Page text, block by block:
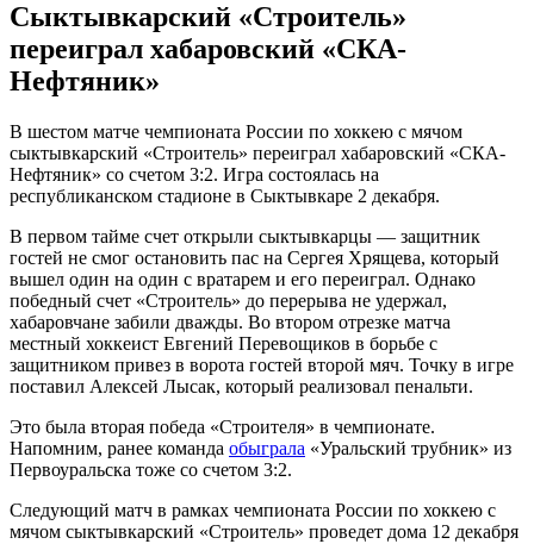
Сыктывкарский «Строитель»
переиграл хабаровский «СКА-
Нефтяник»
В шестом матче чемпионата России по хоккею с мячом
сыктывкарский «Строитель» переиграл хабаровский «СКА-
Нефтяник» со счетом 3:2. Игра состоялась на
республиканском стадионе в Сыктывкаре 2 декабря.
В первом тайме счет открыли сыктывкарцы — защитник
гостей не смог остановить пас на Сергея Хрящева, который
вышел один на один с вратарем и его переиграл. Однако
победный счет «Строитель» до перерыва не удержал,
хабаровчане забили дважды. Во втором отрезке матча
местный хоккеист Евгений Перевощиков в борьбе с
защитником привез в ворота гостей второй мяч. Точку в игре
поставил Алексей Лысак, который реализовал пенальти.
Это была вторая победа «Строителя» в чемпионате.
Напомним, ранее команда обыграла «Уральский трубник» из
Первоуральска тоже со счетом 3:2.
Следующий матч в рамках чемпионата России по хоккею с
мячом сыктывкарский «Строитель» проведет дома 12 декабря